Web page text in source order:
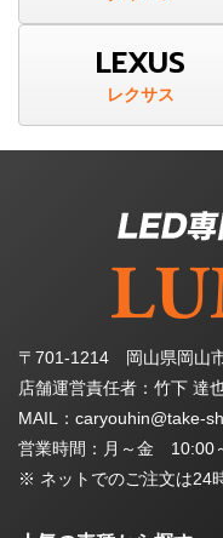
LEXUS
レクサス
〒701-1214 岡山県岡山
店舗運営責任者：竹下 達
MAIL：caryouhin@take-
営業時間：月～金 10:00
※ ネットでのご注文は24